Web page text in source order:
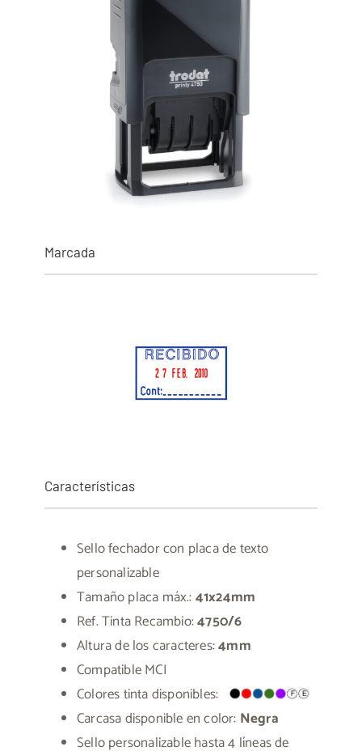
Marcada
Características
Sello fechador con placa de texto
personalizable
Tamaño placa máx.:41x24mm
Ref. Tinta Recambio:4750/6
Altura de los caracteres:4mm
Compatible MCI
Colores tinta disponibles:
Carcasa disponible en color: Negra
Sello personalizable hasta 4 líneas de